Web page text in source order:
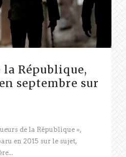
la République,
septembre sur
de la République »,
en 2015 sur le sujet,